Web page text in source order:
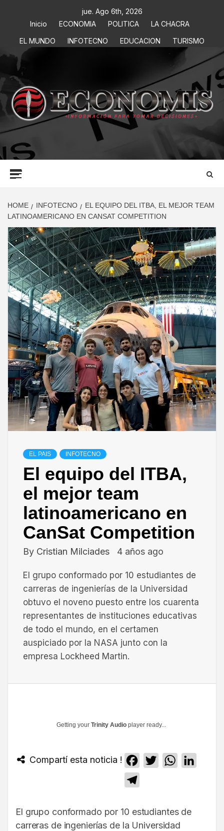
jue. Ago 6th, 2026
Inicio
ECONOMIA POLITICA
LA CHACRA
EL MUNDO
INFOTECNO EDUCACION TURISMO
ECONOMIS
INFORMACIÓN PARA TOMAR DECISIONES
HOME INFOTECNO
EL EQUIPO DEL ITBA, EL MEJOR TEAM
LATINOAMERICANO EN CANSAT COMPETITION
EL PAIS INFOTECNO
El equipo del ITBA,
el mejor team
latinoamericano en
CanSat Competition
By Cristian Milciades 4 años ago
El grupo conformado por 10 estudiantes de
carreras de ingenierías de la Universidad
obtuvo el noveno puesto entre los cuarenta
representantes de instituciones educativas
de todo el mundo, en el certamen
auspiciado por la NASA junto con la
empresa Lockheed Martin.
Getting your Trinity Audio player ready...
Compartí esta noticia ! Facebook
TwitterWhatsApp
El grupo conformado por 10 estudiantes de
carreras de ingenierías de la Universidad